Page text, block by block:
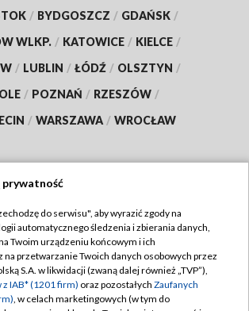
/ BYDGOSZCZ / GDAŃSK /
WLKP. / KATOWICE / KIELCE /
/ LUBLIN / ŁÓDŹ / OLSZTYN /
/ POZNAŃ / RZESZÓW /
/ WARSZAWA / WROCŁAW
TVP
TVP
Regulamin TVP
Polityka prywatności
prywatność
do serwisu", aby wyrazić zgody na
automatycznego śledzenia i zbierania danych,
Twoim urządzeniu końcowym i ich
przetwarzanie Twoich danych osobowych przez
S.A. w likwidacji (zwaną dalej również „TVP”),
IAB* (1201 firm) oraz pozostałych Zaufanych
, w celach marketingowych (w tym do